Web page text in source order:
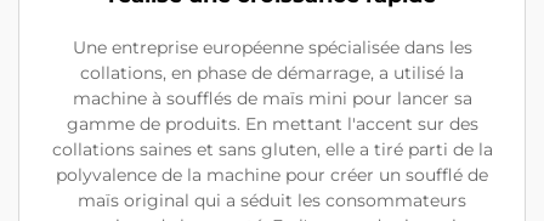
Une entreprise européenne spécialisée dans les
collations, en phase de démarrage, a utilisé la
machine à soufflés de maïs mini pour lancer sa
gamme de produits. En mettant l'accent sur des
collations saines et sans gluten, elle a tiré parti de la
polyvalence de la machine pour créer un soufflé de
maïs original qui a séduit les consommateurs